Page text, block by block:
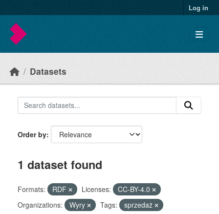
Log in
Datasets
Order by
1 dataset found
Formats: RDF Licenses:
CC-BY-4.0
Organizations:
Wyry Tags:
sprzedaż